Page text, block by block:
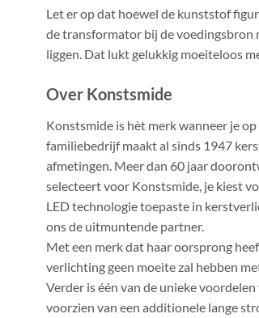
Let er op dat hoewel de kunststof
de transformator bij de voedingsbron
liggen. Dat lukt gelukkig moeiteloos
Over Konstsmide
Konstsmide is hèt merk wanneer je
familiebedrijf maakt al sinds 1947
afmetingen. Meer dan 60 jaar
selecteert voor Konstsmide, je kiest
LED technologie toepaste in
ons de uitmuntende partner.
Met een merk dat haar oorsprong
verlichting geen moeite zal hebben
Verder is één van de unieke
voorzien van een additionele lange